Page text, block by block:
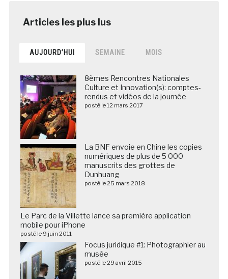
AUJOURD’HUI SEMAINE MOIS
8èmes Rencontres Nationales
Culture et Innovation(s): comptes-
rendus et vidéos de la journée
posté le 12 mars 2017
La BNF envoie en Chine les copies
numériques de plus de 5 000
manuscrits des grottes de
Dunhuang
posté le 25 mars 2018
Le Parc de la Villette lance sa première application
mobile pour iPhone
posté le 9 juin 2011
Focus juridique #1: Photographier au
musée
posté le 29 avril 2015